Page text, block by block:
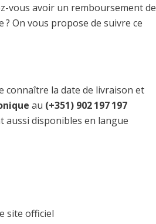
vous avoir un remboursement de
On vous propose de suivre ce
connaître la date de livraison et
au (+351) 902 197 197
aussi disponibles en langue
site officiel